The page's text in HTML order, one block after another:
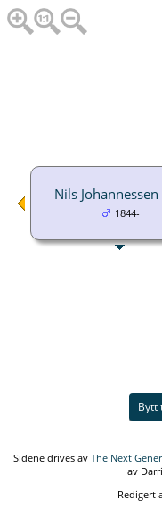
Nils Johannessen
1844-
Bytt
Sidene drives av The Next
av
Redigert